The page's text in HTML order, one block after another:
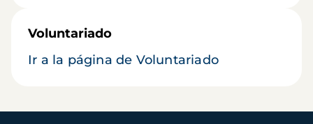
Voluntariado
Ir a la página de Voluntariado